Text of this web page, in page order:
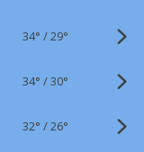
34° /29°
34° /30°
32° /26°